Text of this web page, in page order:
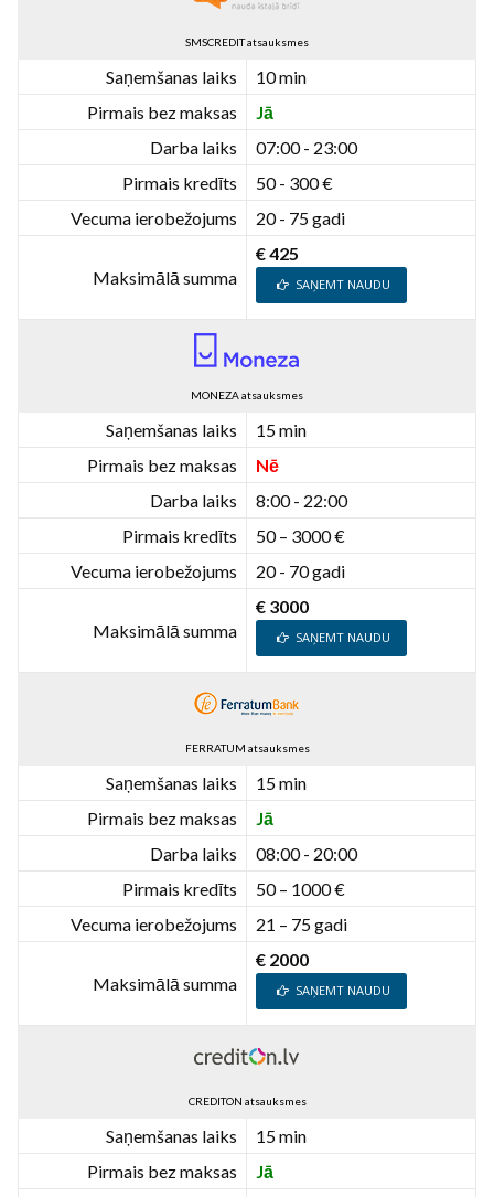
SMSCREDIT atsauksmes
Saņemšanas laiks
10 min
Pirmais bez maksas
Jā
Darba laiks
07:00 - 23:00
Pirmais kredīts
50 - 300 €
Vecuma ierobežojums
20 - 75 gadi
Maksimālā summa
€ 425
SAŅEMT NAUDU
MONEZA atsauksmes
Saņemšanas laiks
15 min
Pirmais bez maksas
Nē
Darba laiks
8:00 - 22:00
Pirmais kredīts
50 – 3000 €
Vecuma ierobežojums
20 - 70 gadi
Maksimālā summa
€ 3000
SAŅEMT NAUDU
FERRATUM atsauksmes
Saņemšanas laiks
15 min
Pirmais bez maksas
Jā
Darba laiks
08:00 - 20:00
Pirmais kredīts
50 – 1000 €
Vecuma ierobežojums
21 – 75 gadi
Maksimālā summa
€ 2000
SAŅEMT NAUDU
CREDITON atsauksmes
Saņemšanas laiks
15 min
Pirmais bez maksas
Jā